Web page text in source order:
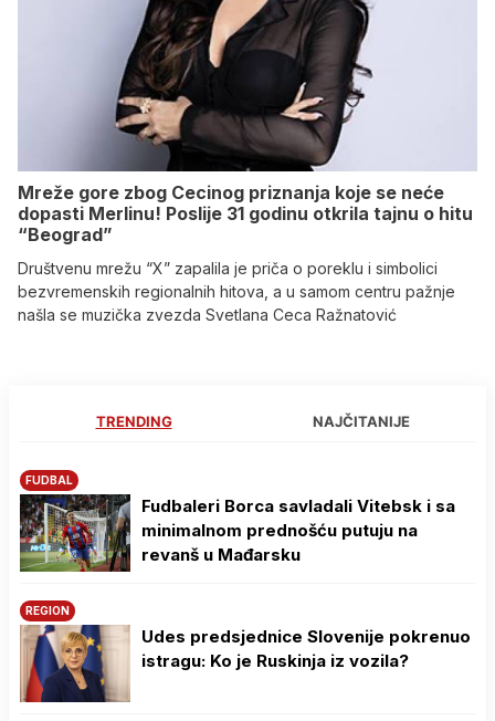
Mreže gore zbog Cecinog priznanja koje se neće
dopasti Merlinu! Poslije 31 godinu otkrila tajnu o hitu
“Beograd”
Društvenu mrežu “X” zapalila je priča o poreklu i simbolici
bezvremenskih regionalnih hitova, a u samom centru pažnje
našla se muzička zvezda Svetlana Ceca Ražnatović
TRENDING NAJČITANIJE
FUDBAL
Fudbaleri Borca savladali Vitebsk i sa
minimalnom prednošću putuju na
revanš u Mađarsku
REGION
Udes predsjednice Slovenije pokrenuo
istragu: Ko je Ruskinja iz vozila?